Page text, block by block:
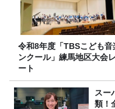
令和8年度「TBSこども音
ンクール」練馬地区大会
ート
スー
類！